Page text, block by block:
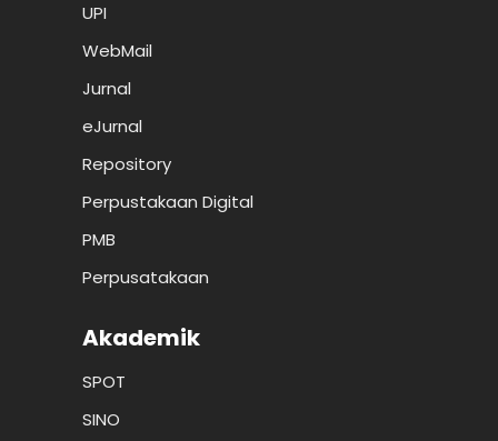
UPI
WebMail
Jurnal
eJurnal
Repository
Perpustakaan Digital
PMB
Perpusatakaan
Akademik
SPOT
SINO